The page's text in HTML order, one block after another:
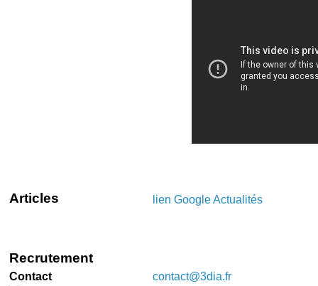
Articles lien Google Actualités
Recrutement
Contact
contact@3dia.fr